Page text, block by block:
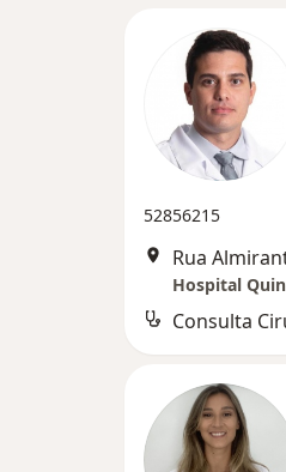
52856215
Hospital